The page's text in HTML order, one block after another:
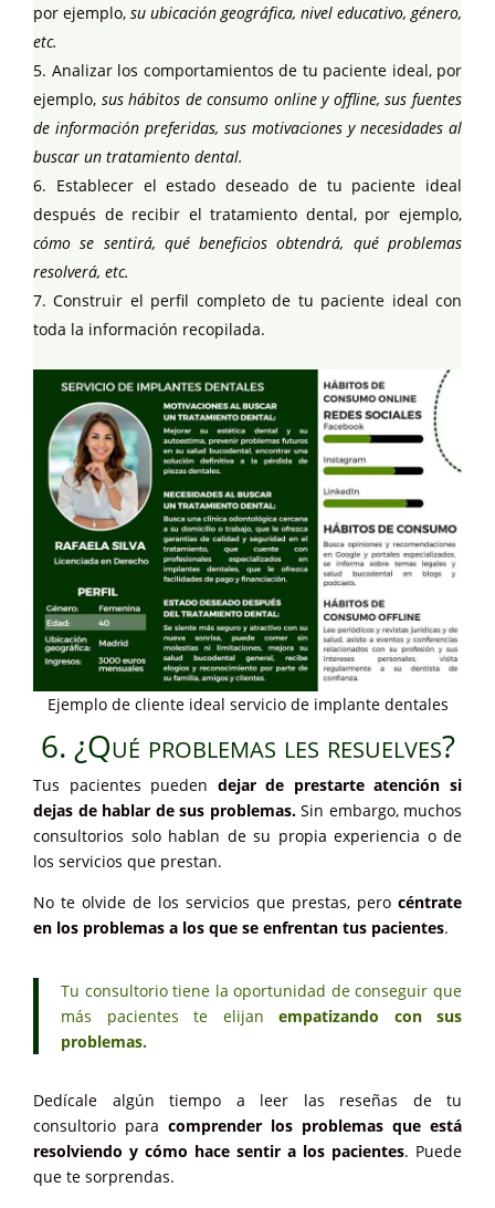
por ejemplo, su ubicación geográfica, nivel educativo, género,
etc.
Analizar los comportamientos de tu paciente ideal, por
ejemplo, sus hábitos de consumo online y offline, sus fuentes
de información preferidas, sus motivaciones y necesidades al
buscar un tratamiento dental.
Establecer el estado deseado de tu paciente ideal
después de recibir el tratamiento dental, por ejemplo,
cómo se sentirá, qué beneficios obtendrá, qué problemas
resolverá, etc.
Construir el perfil completo de tu paciente ideal con
toda la información recopilada.
Ejemplo de cliente ideal servicio de implante dentales
6. ¿Qué problemas les resuelves?
Tus pacientes pueden dejar de prestarte atención si
dejas de hablar de sus problemas.Sin embargo, muchos
consultorios solo hablan de su propia experiencia o de
los servicios que prestan.
No te olvide de los servicios que prestas, pero céntrate
en los problemas a los que se enfrentan tus pacientes.
Tu consultorio tiene la oportunidad de conseguir que
más pacientes te elijan empatizando con sus
problemas.
Dedícale algún tiempo a leer las reseñas de tu
consultorio para comprender los problemas que está
resolviendo y cómo hace sentir a los pacientes. Puede
que te sorprendas.